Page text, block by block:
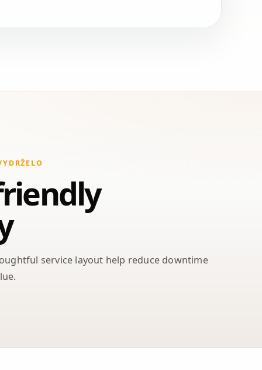
service layout help reduce downtime